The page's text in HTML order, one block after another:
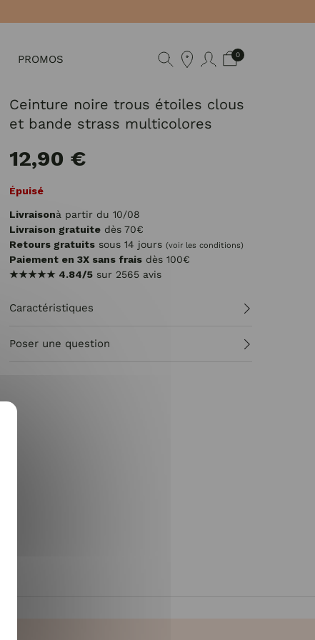
PROMOS 0
Ceinture noire trous étoiles clous
et bande strass multicolores
12,90 €
Épuisé
Livraisonà partir du 10/08
Livraison gratuite dès 70€
Retours gratuits sous 14 jours (voir les conditions)
Paiement en 3X sans frais dès 100€
★★★★★ 4.84/5 sur 2565 avis
Caractéristiques
Poser une question